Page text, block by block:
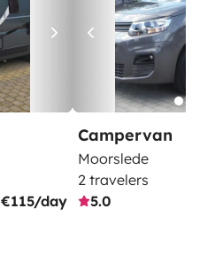
€115/day
Campervan
Moorslede
2 travelers
5.0